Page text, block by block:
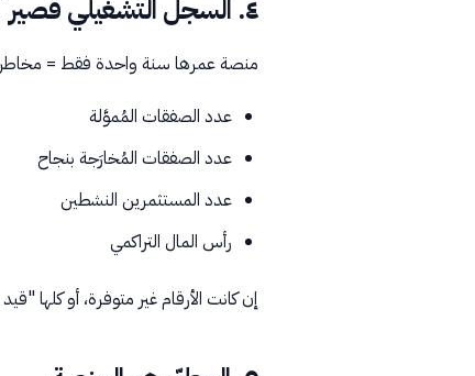
٤. السجل التشغيلي قصير أو مبهم
منصة عمرها سنة واحدة فقط =
عدد الصفقات المُموَّلة
عدد الصفقات المُخارَجة بنجاح
عدد المستثمرين النشطين
رأس المال التراكمي
إن كانت الأرقام غير متوفرة، أو كلها